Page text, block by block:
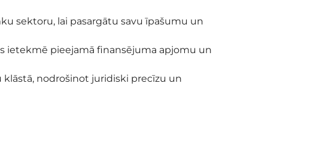
sektoru, lai pasargātu savu īpašumu un
ietekmē pieejamā finansējuma apjomu un
nodrošinot juridiski precīzu un